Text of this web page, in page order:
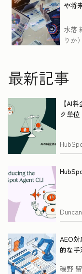
や将
水落
りか）
最新記事
【AI
ク単
AEO
的な
磯野